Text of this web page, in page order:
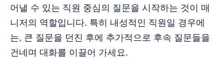
어낼 수 있는 직원 중심의 질문을 시작하는 것이 매
니저의 역할입니다. 특히 내성적인 직원일 경우에
는, 큰 질문을 던진 후에 추가적으로 후속 질문들을
건네며 대화를 이끌어 가세요.